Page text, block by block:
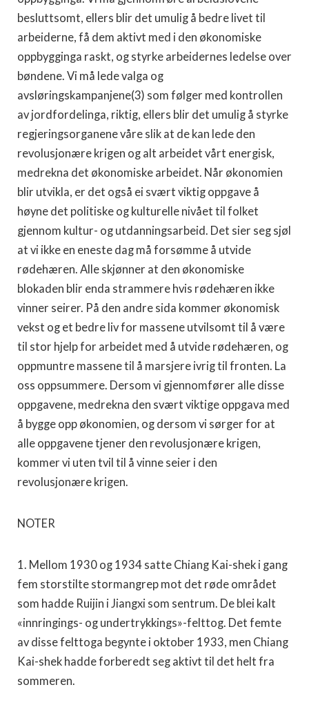
besluttsomt, ellers blir det umulig å bedre livet til
arbeiderne, få dem aktivt med i den økonomiske
oppbygginga raskt, og styrke arbeidernes ledelse over
bøndene. Vi må lede valga og
avsløringskampanjene(3) som følger med kontrollen
av jordfordelinga, riktig, ellers blir det umulig å styrke
regjeringsorganene våre slik at de kan lede den
revolusjonære krigen og alt arbeidet vårt energisk,
medrekna det økonomiske arbeidet. Når økonomien
blir utvikla, er det også ei svært viktig oppgave å
høyne det politiske og kulturelle nivået til folket
gjennom kultur- og utdanningsarbeid. Det sier seg sjøl
at vi ikke en eneste dag må forsømme å utvide
rødehæren. Alle skjønner at den økonomiske
blokaden blir enda strammere hvis rødehæren ikke
vinner seirer. På den andre sida kommer økonomisk
vekst og et bedre liv for massene utvilsomt til å være
til stor hjelp for arbeidet med å utvide rødehæren, og
oppmuntre massene til å marsjere ivrig til fronten. La
oss oppsummere. Dersom vi gjennomfører alle disse
oppgavene, medrekna den svært viktige oppgava med
å bygge opp økonomien, og dersom vi sørger for at
alle oppgavene tjener den revolusjonære krigen,
kommer vi uten tvil til å vinne seier i den
revolusjonære krigen.
NOTER
1. Mellom 1930 og 1934 satte Chiang Kai-shek i gang
fem storstilte stormangrep mot det røde området
som hadde Ruijin i Jiangxi som sentrum. De blei kalt
«innringings- og undertrykkings»-felttog. Det femte
av disse felttoga begynte i oktober 1933, men Chiang
Kai-shek hadde forberedt seg aktivt til det helt fra
sommeren.